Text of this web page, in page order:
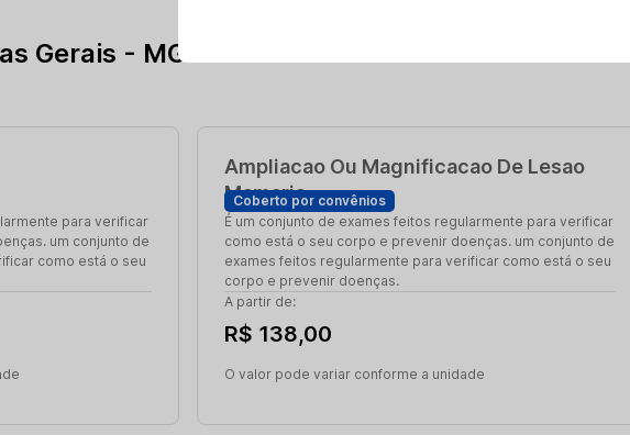
Gerais - MG
para verificar
um conjunto de
como está o seu
Ampliacao Ou Magnificacao De Lesao
Mamaria
Coberto por convênios
É um conjunto de exames feitos regularmente para verificar
como está o seu corpo e prevenir doenças. um conjunto de
exames feitos regularmente para verificar como está o seu
corpo e prevenir doenças.
A partir de:
R$ 138,00
O valor pode variar conforme a unidade